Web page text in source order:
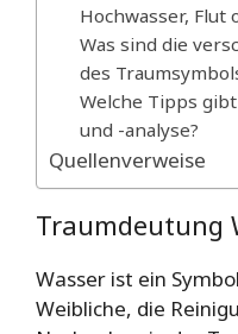
Hochwasser, Flut
Was sind die
des
Welche Tipps
und -analyse?
Quellenverweise
Traumdeutung
Wasser ist ein
Weibliche, die